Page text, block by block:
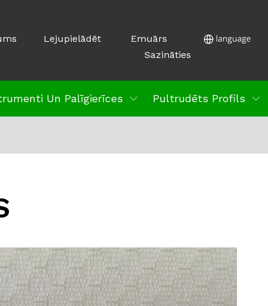
Lejupielādēt
Emuārs
Sazināties
Un Palīgierīces Pultrudēts Profils